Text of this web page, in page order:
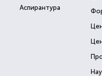
Аспирантура